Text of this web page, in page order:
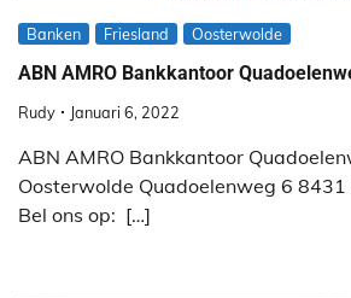
Banken Friesland Oosterwolde
ABN AMRO Bankkantoor
Rudy Januari 6, 2022
ABN AMRO Bankkantoor
Oosterwolde Quadoelenweg 6
Bel ons op: […]